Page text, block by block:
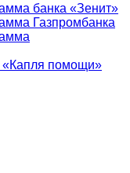
банка «Зенит»
Газпромбанка
«Капля помощи»